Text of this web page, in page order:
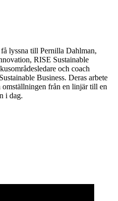
lyssna till Pernilla Dahlman,
RISE Sustainable
och coach
Business. Deras arbete
från en linjär till en
i dag.